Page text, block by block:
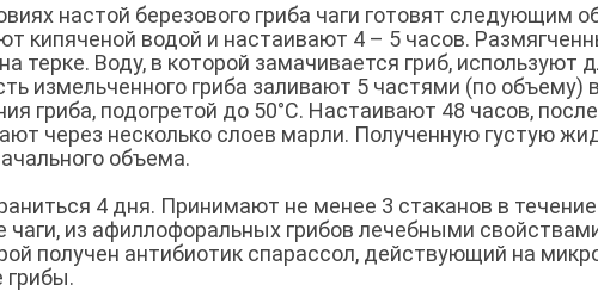
настой березового гриба чаги готовят следующим
кипяченой водой и настаивают 4 – 5 часов.
терке. Воду, в которой замачивается гриб, используют
измельченного гриба заливают 5 частями (по объему)
гриба, подогретой до 50°С. Настаивают 48 часов,
через несколько слоев марли. Полученную густую
объема.
4 дня. Принимают не менее 3 стаканов в
из афиллофоральных грибов лечебными
получен антибиотик спарассол, действующий на
грибы.